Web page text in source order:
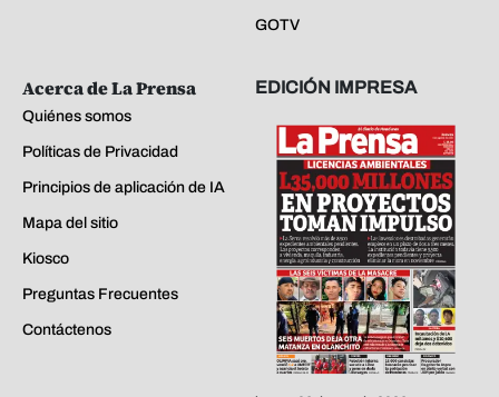
GOTV
Acerca de La Prensa
Quiénes somos
Políticas de Privacidad
Principios de aplicación de IA
Mapa del sitio
Kiosco
Preguntas Frecuentes
Contáctenos
EDICIÓN IMPRESA